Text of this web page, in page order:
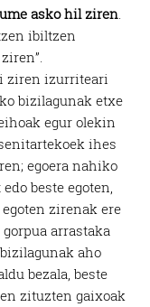
asko hil ziren.
ibiltzen
ziren izurriteari
bizilagunak etxe
egur olekin
ihes
egoera nahiko
beste egoten,
zirenak ere
arrastaka
aho
bezala, beste
zituzten gaixoak